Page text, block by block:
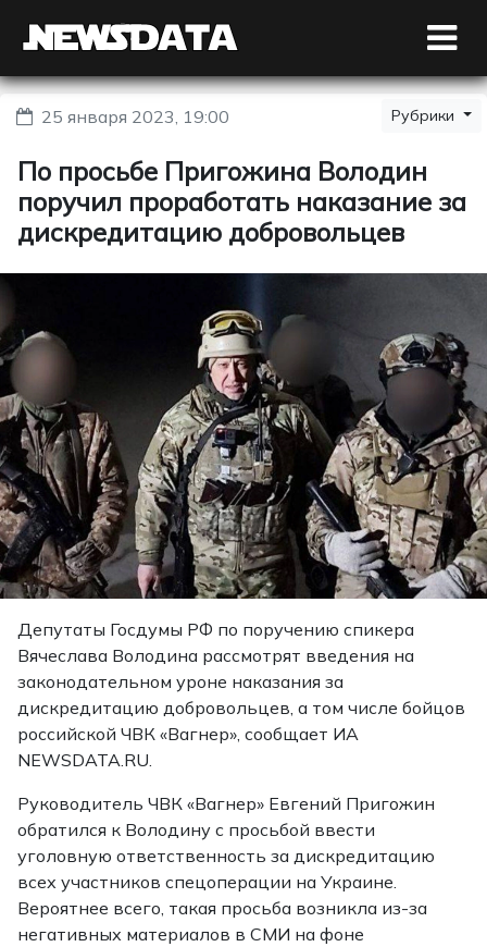
25 января 2023, 19:00 Рубрики
По просьбе Пригожина Володин
поручил проработать наказание за
дискредитацию добровольцев
Депутаты Госдумы РФ по поручению спикера
Вячеслава Володина рассмотрят введения на
законодательном уроне наказания за
дискредитацию добровольцев, а том числе бойцов
российской ЧВК «Вагнер», сообщает ИА
NEWSDATA.RU.
Руководитель ЧВК «Вагнер» Евгений Пригожин
обратился к Володину с просьбой ввести
уголовную ответственность за дискредитацию
всех участников спецоперации на Украине.
Вероятнее всего, такая просьба возникла из-за
негативных материалов в СМИ на фоне